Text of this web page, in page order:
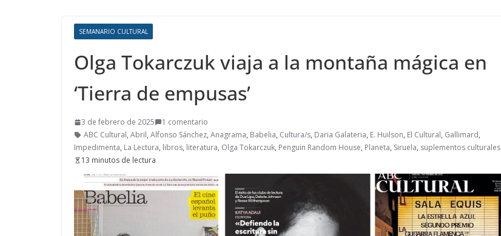
SEMANARIO CULTURAL
Olga Tokarczuk viaja a la montaña mágica en
‘Tierra de empusas’
3 de febrero de 2025
1 comentario
ABC Cultural, Abril, Alfonso Sánchez, Anagrama, Babelia, Cultura/s, Daria Galateria, E. Huilson, El Cultural, Gallimard,
Impedimenta, La Lectura, libros, literatura, Olga Tokarczuk, Penguin Random House, Planeta, Siruela, suplementos culturales
13 minutos de lectura